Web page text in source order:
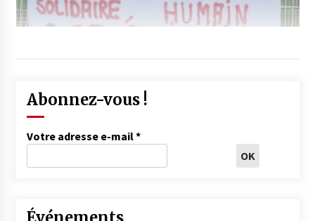
Abonnez-vous !
Votre adresse e-mail*